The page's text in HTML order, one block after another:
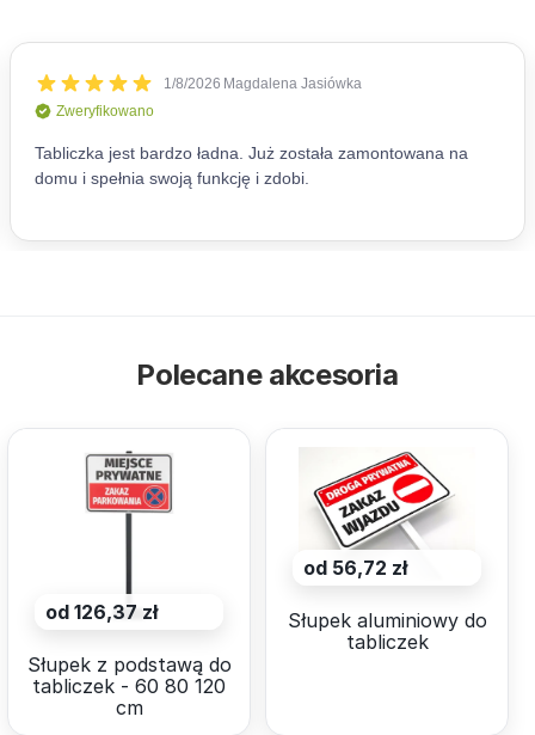
Polecane akcesoria
od 126,37 zł
Słupek z podstawą do
tabliczek - 60 80 120
cm
od 56,72 zł
Słupek aluminiowy do
tabliczek